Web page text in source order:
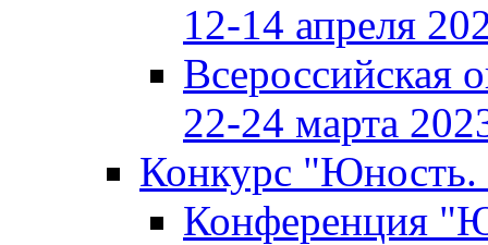
12-14 апреля
Всероссийская
22-24 марта
Конкурс "Юность.
Конференция